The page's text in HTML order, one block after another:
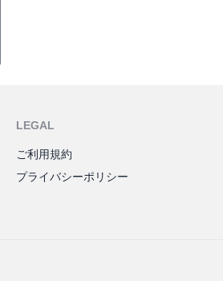
LEGAL
ご利用規約
プライバシーポリシー